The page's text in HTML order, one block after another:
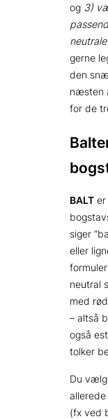
og 3)
gerne
den
næsten
for de
BALT er
siger
eller
neutral
med
– altså
også
tolker
Du
(fx ved